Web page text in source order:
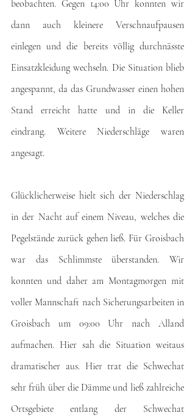
beobachten. Gegen 14:00 Uhr konnten wir
dann auch kleinere Verschnaufpausen
einlegen und die bereits völlig durchnässte
Einsatzkleidung wechseln. Die Situation blieb
angespannt, da das Grundwasser einen hohen
Stand erreicht hatte und in die Keller
eindrang. Weitere Niederschläge waren
angesagt.
Glücklicherweise hielt sich der Niederschlag
in der Nacht auf einem Niveau, welches die
Pegelstände zurück gehen ließ. Für Groisbach
war das Schlimmste überstanden. Wir
konnten und daher am Montagmorgen mit
voller Mannschaft nach Sicherungsarbeiten in
Groisbach um 09:00 Uhr nach Alland
aufmachen. Hier sah die Situation weitaus
dramatischer aus. Hier trat die Schwechat
sehr früh über die Dämme und ließ zahlreiche
Ortsgebiete entlang der Schwechat